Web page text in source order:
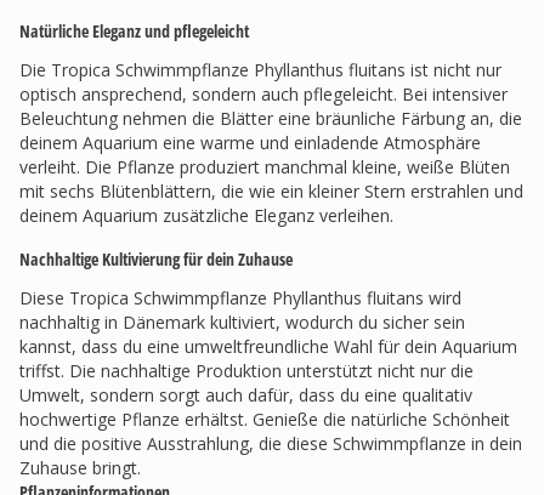
Natürliche Eleganz und pflegeleicht
Die Tropica Schwimmpflanze Phyllanthus fluitans ist nicht nur
optisch ansprechend, sondern auch pflegeleicht. Bei intensiver
Beleuchtung nehmen die Blätter eine bräunliche Färbung an, die
deinem Aquarium eine warme und einladende Atmosphäre
verleiht. Die Pflanze produziert manchmal kleine, weiße Blüten
mit sechs Blütenblättern, die wie ein kleiner Stern erstrahlen und
deinem Aquarium zusätzliche Eleganz verleihen.
Nachhaltige Kultivierung für dein Zuhause
Diese Tropica Schwimmpflanze Phyllanthus fluitans wird
nachhaltig in Dänemark kultiviert, wodurch du sicher sein
kannst, dass du eine umweltfreundliche Wahl für dein Aquarium
triffst. Die nachhaltige Produktion unterstützt nicht nur die
Umwelt, sondern sorgt auch dafür, dass du eine qualitativ
hochwertige Pflanze erhältst. Genieße die natürliche Schönheit
und die positive Ausstrahlung, die diese Schwimmpflanze in dein
Zuhause bringt.